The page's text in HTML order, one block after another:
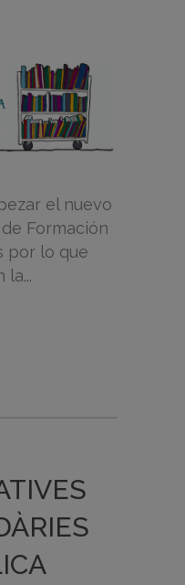
el nuevo
Formación
por lo que
la...